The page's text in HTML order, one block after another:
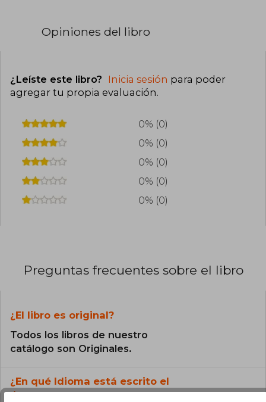
Opiniones del libro
¿Leíste este libro? Inicia sesión para poder
agregar tu propia evaluación.
0% (0)
0% (0)
0% (0)
0% (0)
0% (0)
Preguntas frecuentes sobre el libro
¿El libro es original?
Todos los libros de nuestro
catálogo son Originales.
¿En qué Idioma está escrito el
libro?